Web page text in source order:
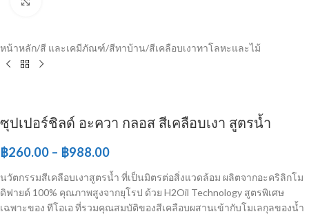
หน้าหลัก/สี และเคมีภัณฑ์/สีทาบ้าน/สีเคลือบเงาทาโลหะและไม้
ซุปเปอร์ชิลด์ อะควา กลอส สีเคลือบเงา สูตรน้ำ
฿260.00 – ฿988.00
นวัตกรรมสีเคลือบเงาสูตรน้ำ ที่เป็นมิตรต่อสิ่งแวดล้อม ผลิตจากอะคริลิกโม
ดิฟายด์ 100% คุณภาพสูงจากยุโรป ด้วย H2Oil Technology สูตรพิเศษ
เฉพาะของ ทีโอเอ ที่รวมคุณสมบัติของสีเคลือบผสานเข้ากับโมเลกุลของน้ำ